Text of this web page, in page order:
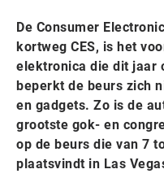
De Consumer
kortweg CES, is het
elektronica die dit jaar
beperkt de beurs zich
en gadgets. Zo is de
grootste gok- en
op de beurs die van 7
plaatsvindt in Las